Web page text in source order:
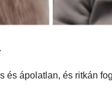
és ápolatlan, és ritkán